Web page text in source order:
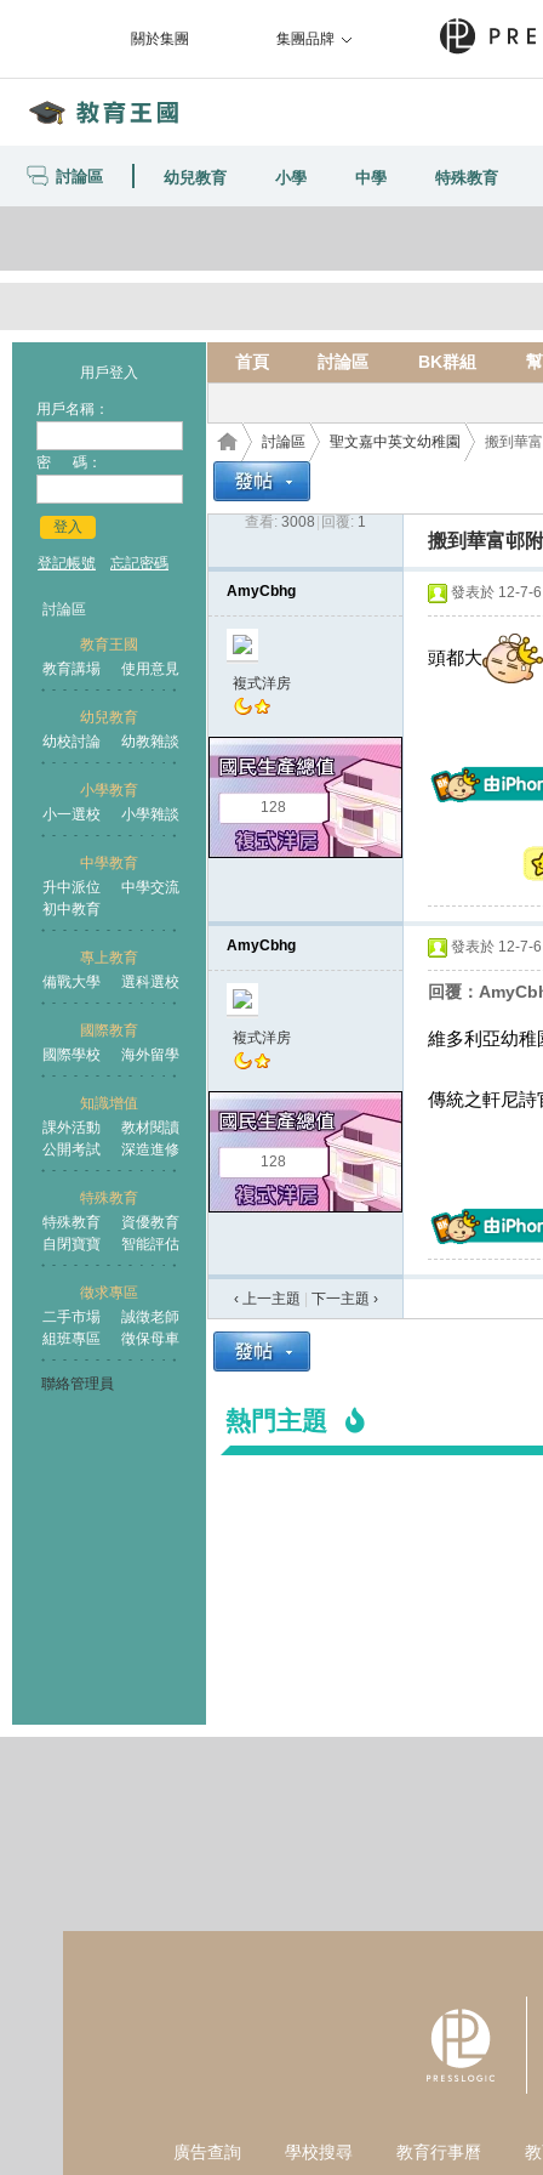
關於集團 集團品牌
討論區 幼兒教育 小學 中學 特殊教育
用戶登入
用戶名稱：
密 碼：
登入
登記帳號 忘記密碼
討論區
教育王國
教育講場
使用意見
幼兒教育
幼校討論
幼教雜談
小學教育
小一選校
小學雜談
中學教育
升中派位
中學交流
初中教育
專上教育
備戰大學
選科選校
國際教育
國際學校
海外留學
知識增值
課外活動
教材閱讀
公開考試
深造進修
特殊教育
特殊教育
資優教育
自閉寶寶
智能評估
徵求專區
二手市場
誠徵老師
組班專區
徵保母車
聯絡管理員
首頁 討論區 BK群組
討論區 聖文嘉中英文幼稚園
›
搬到華
查看: 3008 回覆: 1
搬到華富邨
AmyCbhg
複式洋房
128
發表於 12-7-
頭都大
AmyCbhg
複式洋房
128
發表於 12-7-
回覆：
維多利亞幼稚
傳統之軒尼詩
‹ 上一主題 下一主題 ›
熱門主題
廣告查詢 學校搜尋 教育行事曆